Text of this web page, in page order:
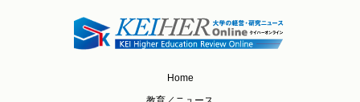
Home